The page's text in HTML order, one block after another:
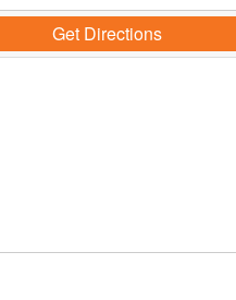
Get Directions